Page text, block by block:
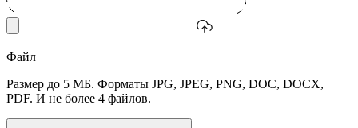
Файл
Размер до 5 МБ. Форматы JPG, JPEG, PNG, DOC, DOCX,
PDF. И не более 4 файлов.